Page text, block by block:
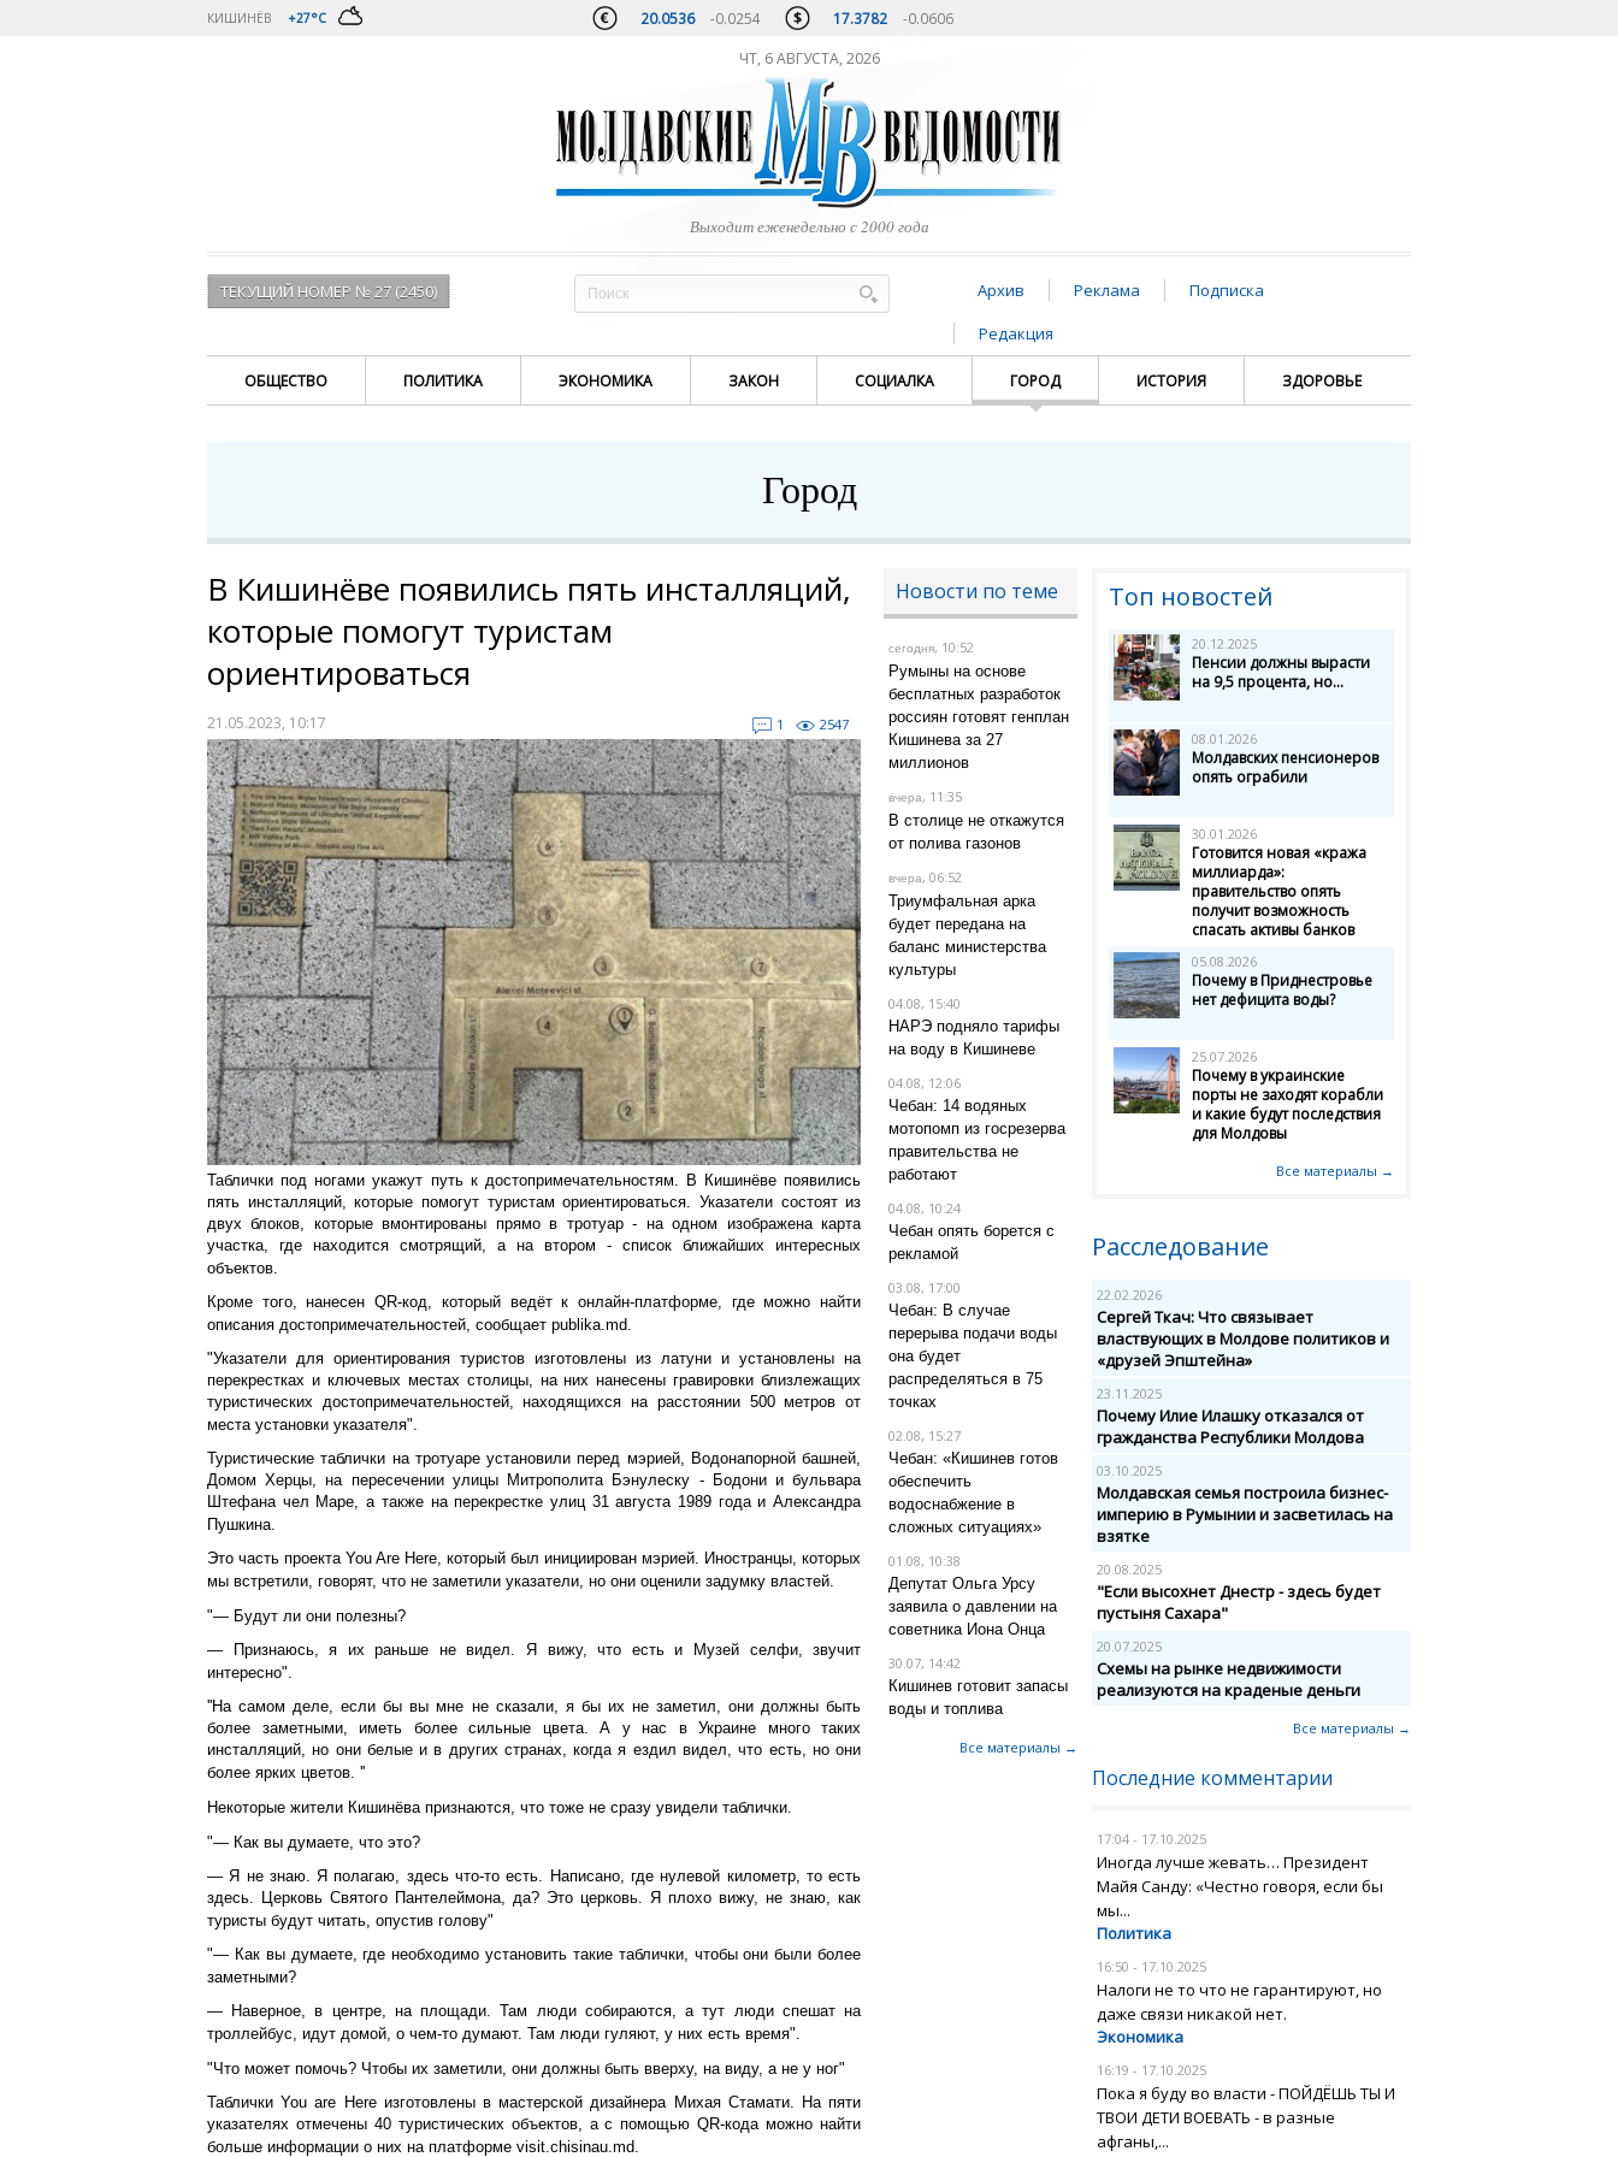
КИШИНЁВ +27°C 20.0536 -0.0254 17.3782 -0.0606
ЧТ, 6 АВГУСТА, 2026
Выходит еженедельно с 2000 года
ТЕКУЩИЙ НОМЕР № 27 (2450) Архив Реклама
Подписка
Редакция
ОБЩЕСТВО ПОЛИТИКА ЭКОНОМИКА ЗАКОН СОЦИАЛКА ГОРОД ИСТОРИЯ ЗДОРОВЬЕ
Город
В Кишинёве появились пять инсталляций,
которые помогут туристам
ориентироваться
21.05.2023, 10:17 1 2547
Таблички под ногами укажут путь к достопримечательностям. В Кишинёве появились
пять инсталляций, которые помогут туристам ориентироваться. Указатели состоят из
двух блоков, которые вмонтированы прямо в тротуар - на одном изображена карта
участка, где находится смотрящий, а на втором - список ближайших интересных
объектов.
Кроме того, нанесен QR-код, который ведёт к онлайн-платформе, где можно найти
описания достопримечательностей, сообщает publika.md.
"Указатели для ориентирования туристов изготовлены из латуни и установлены на
перекрестках и ключевых местах столицы, на них нанесены гравировки близлежащих
туристических достопримечательностей, находящихся на расстоянии 500 метров от
места установки указателя".
Туристические таблички на тротуаре установили перед мэрией, Водонапорной башней,
Домом Херцы, на пересечении улицы Митрополита Бэнулеску - Бодони и бульвара
Штефана чел Маре, а также на перекрестке улиц 31 августа 1989 года и Александра
Пушкина.
Это часть проекта You Are Here, который был инициирован мэрией. Иностранцы, которых
мы встретили, говорят, что не заметили указатели, но они оценили задумку властей.
"— Будут ли они полезны?
— Признаюсь, я их раньше не видел. Я вижу, что есть и Музей селфи, звучит
интересно".
''На самом деле, если бы вы мне не сказали, я бы их не заметил, они должны быть
более заметными, иметь более сильные цвета. А у нас в Украине много таких
инсталляций, но они белые и в других странах, когда я ездил видел, что есть, но они
более ярких цветов. ''
Некоторые жители Кишинёва признаются, что тоже не сразу увидели таблички.
"— Как вы думаете, что это?
— Я не знаю. Я полагаю, здесь что-то есть. Написано, где нулевой километр, то есть
здесь. Церковь Святого Пантелеймона, да? Это церковь. Я плохо вижу, не знаю, как
туристы будут читать, опустив голову"
"— Как вы думаете, где необходимо установить такие таблички, чтобы они были более
заметными?
— Наверное, в центре, на площади. Там люди собираются, а тут люди спешат на
троллейбус, идут домой, о чем-то думают. Там люди гуляют, у них есть время".
"Что может помочь? Чтобы их заметили, они должны быть вверху, на виду, а не у ног"
Таблички You are Here изготовлены в мастерской дизайнера Михая Стамати. На пяти
указателях отмечены 40 туристических объектов, а с помощью QR-кода можно найти
больше информации о них на платформе visit.chisinau.md.
Новости по теме
сегодня, 10:52
Румыны на основе
бесплатных разработок
россиян готовят генплан
Кишинева за 27
миллионов
вчера, 11:35
В столице не откажутся
от полива газонов
вчера, 06:52
Триумфальная арка
будет передана на
баланс министерства
культуры
04.08, 15:40
НАРЭ подняло тарифы
на воду в Кишиневе
04.08, 12:06
Чебан: 14 водяных
мотопомп из госрезерва
правительства не
работают
04.08, 10:24
Чебан опять борется с
рекламой
03.08, 17:00
Чебан: В случае
перерыва подачи воды
она будет
распределяться в 75
точках
02.08, 15:27
Чебан: «Кишинев готов
обеспечить
водоснабжение в
сложных ситуациях»
01.08, 10:38
Депутат Ольга Урсу
заявила о давлении на
советника Иона Онца
30.07, 14:42
Кишинев готовит запасы
воды и топлива
Все материалы →
Топ новостей
20.12.2025
Пенсии должны вырасти
на 9,5 процента, но...
08.01.2026
Молдавских пенсионеров
опять ограбили
30.01.2026
Готовится новая «кража
миллиарда»:
правительство опять
получит возможность
спасать активы банков
05.08.2026
Почему в Приднестровье
нет дефицита воды?
25.07.2026
Почему в украинские
порты не заходят корабли
и какие будут последствия
для Молдовы
Все материалы →
Расследование
22.02.2026
Сергей Ткач: Что связывает
властвующих в Молдове политиков и
«друзей Эпштейна»
23.11.2025
Почему Илие Илашку отказался от
гражданства Республики Молдова
03.10.2025
Молдавская семья построила бизнес-
империю в Румынии и засветилась на
взятке
20.08.2025
"Если высохнет Днестр - здесь будет
пустыня Сахара"
20.07.2025
Схемы на рынке недвижимости
реализуются на краденые деньги
Все материалы →
Последние комментарии
17:04 - 17.10.2025
Иногда лучше жевать… Президент
Майя Санду: «Честно говоря, если бы
мы...
Политика
16:50 - 17.10.2025
Налоги не то что не гарантируют, но
даже связи никакой нет.
Экономика
16:19 - 17.10.2025
Пока я буду во власти - ПОЙДЁШЬ ТЫ И
ТВОИ ДЕТИ ВОЕВАТЬ - в разные
афганы,...